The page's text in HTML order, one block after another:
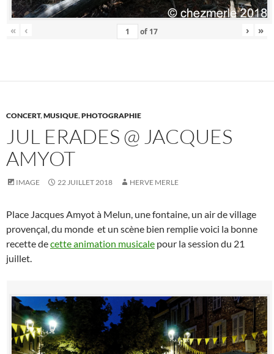
« ‹ of 17 › »
CONCERT,MUSIQUE,PHOTOGRAPHIE
JUL ERADES @ JACQUES
AMYOT
IMAGE 22 JUILLET 2018 HERVE MERLE
Place Jacques Amyot à Melun, une fontaine, un air de village
provençal, du monde et un scène bien remplie voici la bonne
recette decette animation musicale pour la session du 21
juillet.